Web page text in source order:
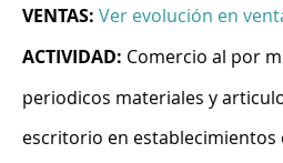
VENTAS: Ver evolución en
ACTIVIDAD: Comercio al por
periodicos materiales y
escritorio en establecimientos